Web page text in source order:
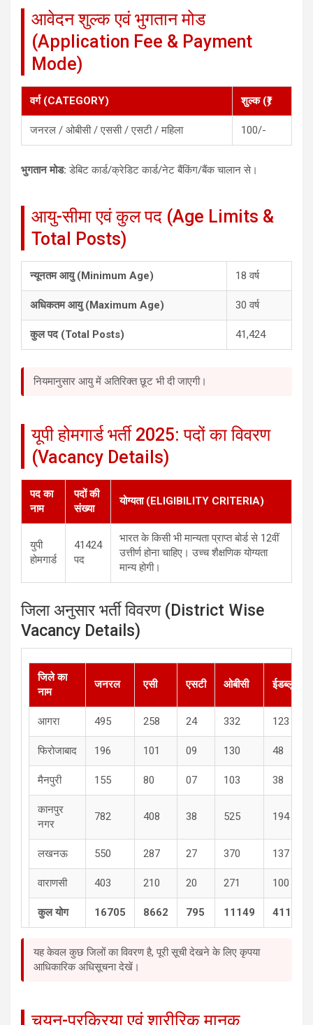
आवेदन शुल्क एवं भुगतान मोड
(Application Fee & Payment
Mode)
वर्ग (CATEGORY) शुल्क (₹)
जनरल / ओबीसी / एससी / एसटी / महिला 100/-
भुगतान मोड: डेबिट कार्ड/क्रेडिट कार्ड/नेट बैंकिंग/बैंक चालान से।
आयु-सीमा एवं कुल पद (Age Limits &
Total Posts)
न्यूनतम आयु (Minimum Age) 18 वर्ष
अधिकतम आयु (Maximum Age) 30 वर्ष
कुल पद (Total Posts) 41,424
नियमानुसार आयु में अतिरिक्त छूट भी दी जाएगी।
यूपी होमगार्ड भर्ती 2025: पदों का विवरण
(Vacancy Details)
पद का
नाम
पदों की
संख्या
योग्यता (ELIGIBILITY CRITERIA)
युपी
होमगार्ड
41424
पद
भारत के किसी भी मान्यता प्राप्त बोर्ड से 12वीं
उत्तीर्ण होना चाहिए। उच्च शैक्षणिक योग्यता
मान्य होगी।
जिला अनुसार भर्ती विवरण (District Wise
Vacancy Details)
जिले का
नाम
जनरल एसी एसटी ओबीसी ईडब्लूएस
आगरा 495 258 24 332 123
फिरोजाबाद 196 101 09 130 48
मैनपुरी 155 80 07 103 38
कानपुर
नगर
782 408 38 525 194
लखनऊ 550 287 27 370 137
वाराणसी 403 210 20 271 100
कुल योग 16705 8662 795 11149 4113
यह केवल कुछ जिलों का विवरण है, पूरी सूची देखने के लिए कृपया
आधिकारिक अधिसूचना देखें।
चयन-प्रक्रिया एवं शारीरिक मानक